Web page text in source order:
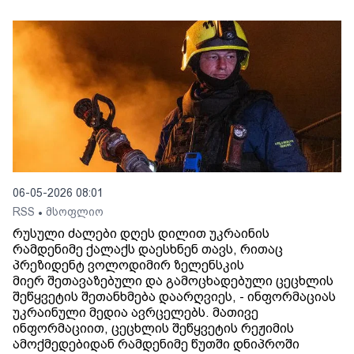
06-05-2026 08:01
RSS • მსოფლიო
რუსული ძალები დღეს დილით უკრაინის
რამდენიმე ქალაქს დაესხნენ თავს, რითაც
პრეზიდენტ ვოლოდიმირ ზელენსკის
მიერ შეთავაზებული და გამოცხადებული ცეცხლის
შეწყვეტის შეთანხმება დაარღვიეს, - ინფორმაციას
უკრაინული მედია ავრცელებს. მათივე
ინფორმაციით, ცეცხლის შეწყვეტის რეჟიმის
ამოქმედებიდან რამდენიმე წუთში დნიპროში